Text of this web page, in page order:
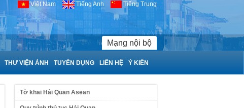
Việt Nam Tiếng Anh Tiếng Trung
Mạng nội bộ
THƯ VIỆN ẢNH TUYỂN DỤNG LIÊN HỆ Ý KIẾN
Tờ khai Hải Quan Asean